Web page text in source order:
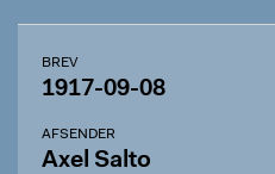
BREV
1917-09-08
AFSENDER
Axel Salto